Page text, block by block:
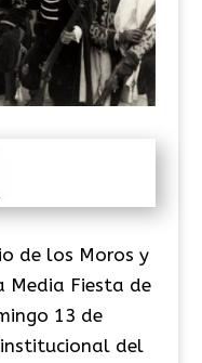
de los Moros y
Media Fiesta de
13 de
del